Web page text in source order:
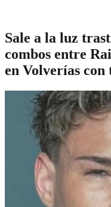
Sale a la luz
combos entre
en Volverías con